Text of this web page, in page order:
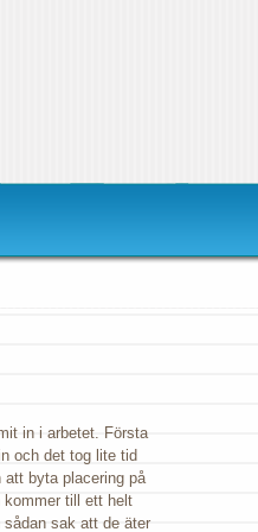
in i arbetet. Första
och det tog lite tid
byta placering på
till ett helt
sak att de äter